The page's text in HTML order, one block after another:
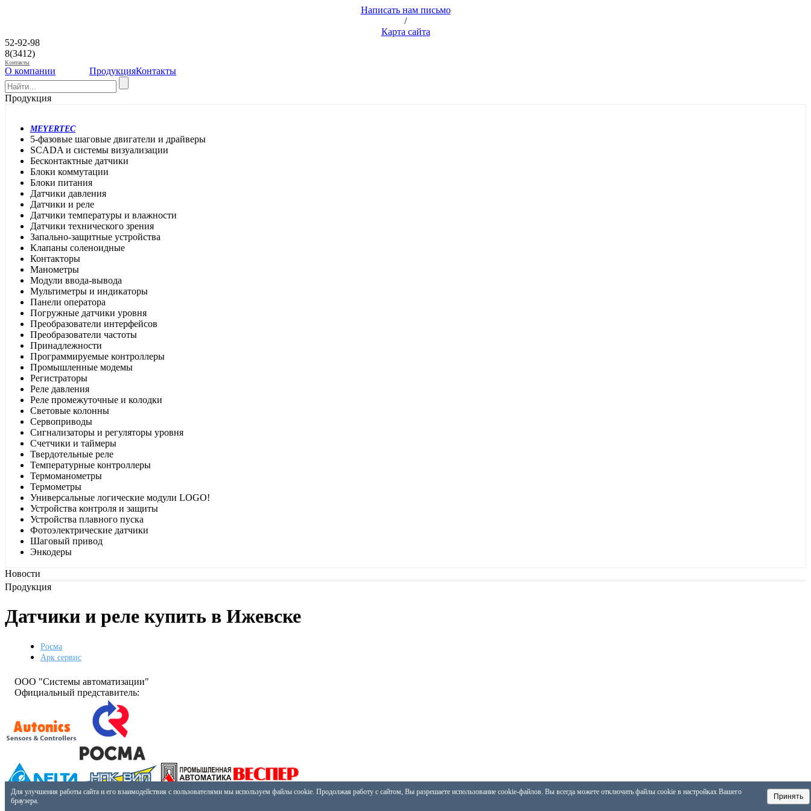
Написать нам письмо
/
Карта сайта
52-92-98
8(3412)
Контакты
О компании ПродукцияКонтакты
Продукция
MEYERTEC
5-фазовые шаговые двигатели и драйверы
SCADA и системы визуализации
Бесконтактные датчики
Блоки коммутации
Блоки питания
Датчики давления
Датчики и реле
Датчики температуры и влажности
Датчики технического зрения
Запально-защитные устройства
Клапаны соленоидные
Контакторы
Манометры
Модули ввода-вывода
Мультиметры и индикаторы
Панели оператора
Погружные датчики уровня
Преобразователи интерфейсов
Преобразователи частоты
Принадлежности
Программируемые контроллеры
Промышленные модемы
Регистраторы
Реле давления
Реле промежуточные и колодки
Световые колонны
Сервоприводы
Сигнализаторы и регуляторы уровня
Счетчики и таймеры
Твердотельные реле
Температурные контроллеры
Термоманометры
Термометры
Универсальные логические модули LOGO!
Устройства контроля и защиты
Устройства плавного пуска
Фотоэлектрические датчики
Шаговый привод
Энкодеры
Новости
Продукция
Датчики и реле купить в Ижевске
Росма
Арк сервис
ООО "Системы автоматизации"
Официальный представитель:
Разработано:СКБ-44
Телефон: +7 (3412) 24-24-07
Для улучшения работы сайта и его взаимодействия с пользователями мы используем файлы cookie. Продолжая работу с сайтом, Вы разрешаете использование cookie-файлов. Вы всегда можете отключить файлы cookie в настройках Вашего
браузера.
Принять